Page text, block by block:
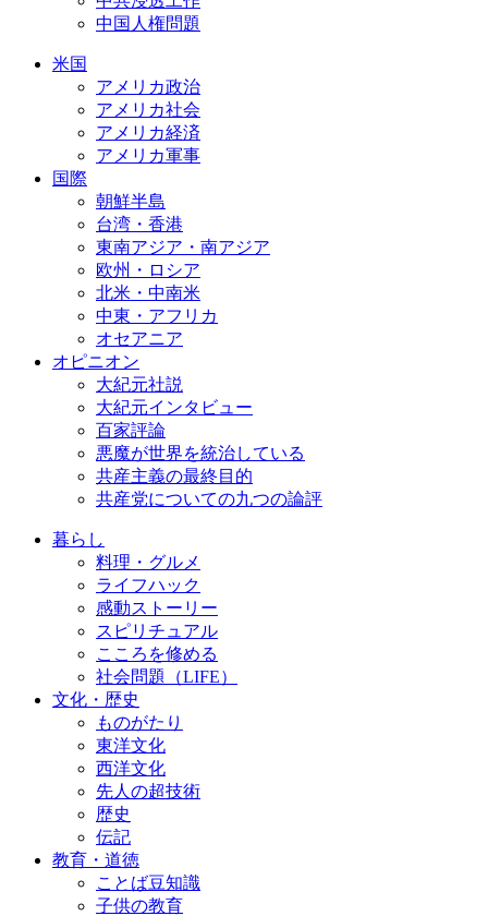
中国人権問題
米国
アメリカ政治
アメリカ社会
アメリカ経済
アメリカ軍事
国際
朝鮮半島
台湾・香港
東南アジア・南アジア
欧州・ロシア
北米・中南米
中東・アフリカ
オセアニア
オピニオン
大紀元社説
大紀元インタビュー
百家評論
悪魔が世界を統治している
共産主義の最終目的
共産党についての九つの論評
暮らし
料理・グルメ
ライフハック
感動ストーリー
スピリチュアル
こころを修める
社会問題（LIFE）
文化・歴史
ものがたり
東洋文化
西洋文化
先人の超技術
歴史
伝記
教育・道徳
ことば豆知識
子供の教育